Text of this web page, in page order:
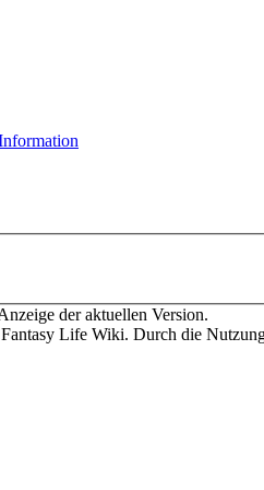
der aktuellen Version.
Life Wiki. Durch die